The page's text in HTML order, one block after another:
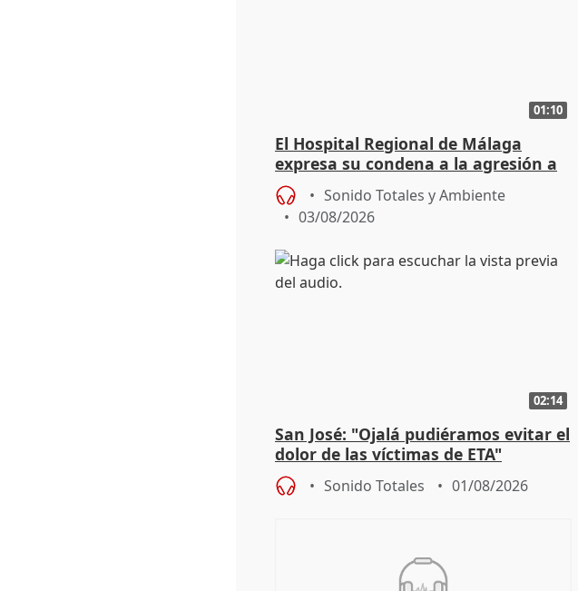
01:10
El Hospital Regional de Málaga
expresa su condena a la agresión a
dos enfermeras de Urgencias
Sonido Totales y Ambiente
03/08/2026
02:14
San José: "Ojalá pudiéramos evitar el
dolor de las víctimas de ETA"
Sonido Totales 01/08/2026